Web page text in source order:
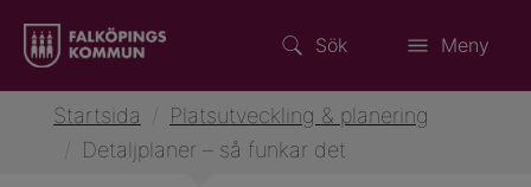
Sök Meny
Startsida
Platsutveckling & planering
Detaljplaner – så funkar det